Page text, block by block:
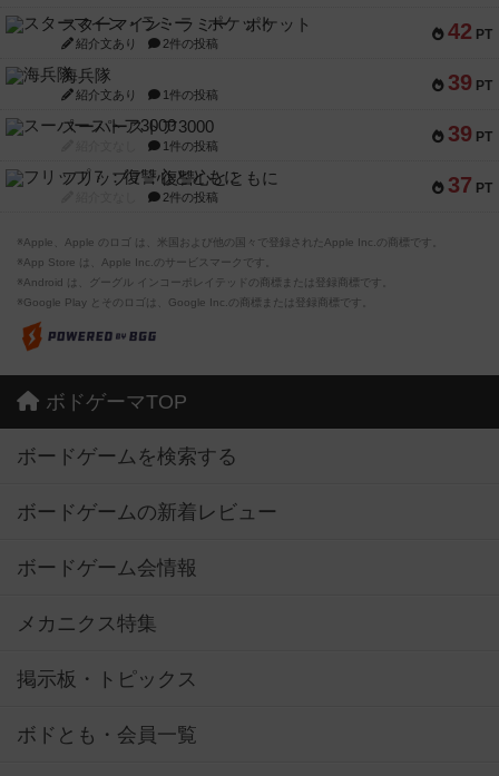
42 PT
スターマイン・ラミー ポケット
紹介文あり 2件の投稿
39 PT
海兵隊
紹介文あり 1件の投稿
39 PT
スーパーストア3000
1件の投稿
37 PT
フリップ７：復讐心とともに
2件の投稿
※Apple、Apple のロゴ は、米国および他の国々で登録されたApple Inc.の商標です。
※App Store は、Apple Inc.のサービスマークです。
※Android は、グーグル インコーポレイテッドの商標または登録商標です。
※Google Play とそのロゴは、Google Inc.の商標または登録商標です。
ボドゲーマTOP
ボードゲームを検索する
ボードゲームの新着レビュー
ボードゲーム会情報
メカニクス特集
掲示板・トピックス
ボドとも・会員一覧